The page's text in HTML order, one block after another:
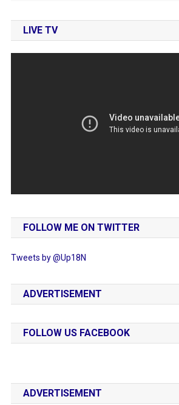
LIVE TV
FOLLOW ME ON TWITTER
Tweets by @Up18N
ADVERTISEMENT
FOLLOW US FACEBOOK
ADVERTISEMENT